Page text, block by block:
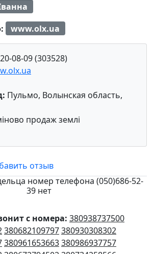
www.olx.ua
08-09 (303528)
Пульмо, Волынская область,
продаж землі
отзыв
номер телефона (050)686-52-
39 нет
с номера: 380938737500
380682109797380930308302
380961653663380986937757